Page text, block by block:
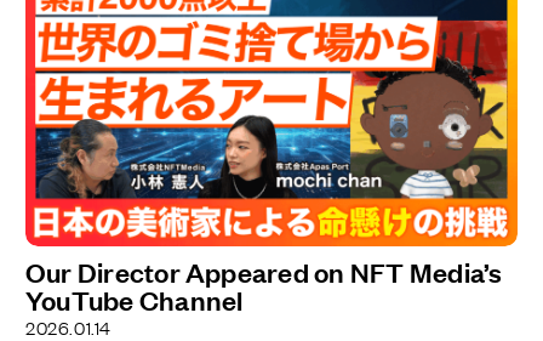
Our Director Appeared on NFT Media’s
YouTube Channel
2026.01.14